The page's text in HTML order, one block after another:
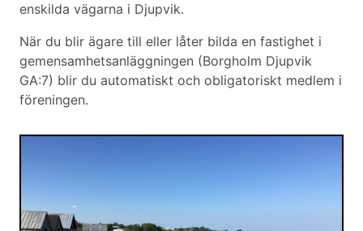
enskilda vägarna i Djupvik.
När du blir ägare till eller låter bilda en fastighet i
gemensamhetsanläggningen (Borgholm Djupvik
GA:7) blir du automatiskt och obligatoriskt medlem i
föreningen.